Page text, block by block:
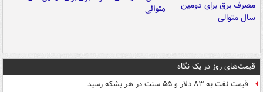
متوالی
قیمت‌های روز در یک نگاه
قیمت نفت به ۸۳ دلار و ۵۵ سنت در هر بشکه رسید